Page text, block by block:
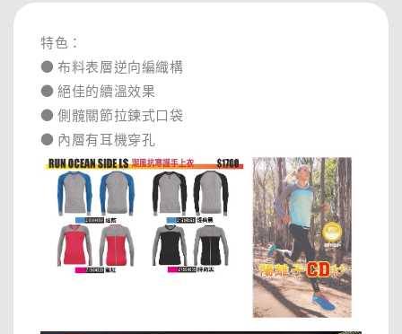
特色：
● 布料表層逆向編織構
● 絕佳的續溫效果
● 側髖關節拉鍊式口袋
● 內層有耳機穿孔